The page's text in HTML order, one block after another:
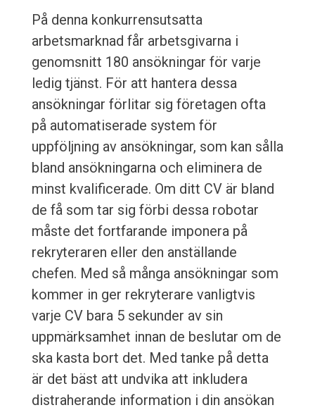
På denna konkurrensutsatta
arbetsmarknad får arbetsgivarna i
genomsnitt 180 ansökningar för varje
ledig tjänst. För att hantera dessa
ansökningar förlitar sig företagen ofta
på automatiserade system för
uppföljning av ansökningar, som kan sålla
bland ansökningarna och eliminera de
minst kvalificerade. Om ditt CV är bland
de få som tar sig förbi dessa robotar
måste det fortfarande imponera på
rekryteraren eller den anställande
chefen. Med så många ansökningar som
kommer in ger rekryterare vanligtvis
varje CV bara 5 sekunder av sin
uppmärksamhet innan de beslutar om de
ska kasta bort det. Med tanke på detta
är det bäst att undvika att inkludera
distraherande information i din ansökan